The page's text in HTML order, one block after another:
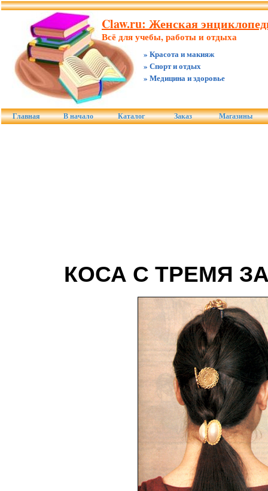
Claw.ru: Женская
Всё для учебы, работы и отдыха
» Красота и макияж
» Спорт и отдых
» Медицина и здоровье
Главная В начало Каталог Заказ Магазины
КОСА С ТРЕМЯ